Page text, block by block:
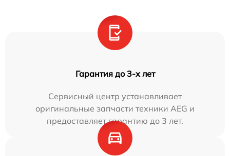
Гарантия до 3-х лет
Сервисный центр устанавливает
оригинальные запчасти техники AEG и
предоставляет гарантию до 3 лет.